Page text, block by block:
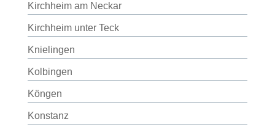
Kirchheim am Neckar
Kirchheim unter Teck
Knielingen
Kolbingen
Köngen
Konstanz